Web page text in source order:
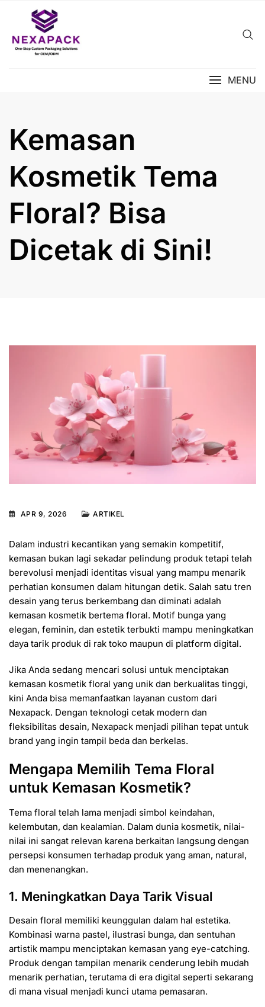
content
MENU
Kemasan
Kosmetik Tema
Floral? Bisa
Dicetak di Sini!
APR 9, 2026 ARTIKEL
Dalam industri kecantikan yang semakin kompetitif,
kemasan bukan lagi sekadar pelindung produk tetapi telah
berevolusi menjadi identitas visual yang mampu menarik
perhatian konsumen dalam hitungan detik. Salah satu tren
desain yang terus berkembang dan diminati adalah
kemasan kosmetik bertema floral. Motif bunga yang
elegan, feminin, dan estetik terbukti mampu meningkatkan
daya tarik produk di rak toko maupun di platform digital.
Jika Anda sedang mencari solusi untuk menciptakan
kemasan kosmetik floral yang unik dan berkualitas tinggi,
kini Anda bisa memanfaatkan layanan custom dari
Nexapack. Dengan teknologi cetak modern dan
fleksibilitas desain, Nexapack menjadi pilihan tepat untuk
brand yang ingin tampil beda dan berkelas.
Mengapa Memilih Tema Floral
untuk Kemasan Kosmetik?
Tema floral telah lama menjadi simbol keindahan,
kelembutan, dan kealamian. Dalam dunia kosmetik, nilai-
nilai ini sangat relevan karena berkaitan langsung dengan
persepsi konsumen terhadap produk yang aman, natural,
dan menenangkan.
1. Meningkatkan Daya Tarik Visual
Desain floral memiliki keunggulan dalam hal estetika.
Kombinasi warna pastel, ilustrasi bunga, dan sentuhan
artistik mampu menciptakan kemasan yang eye-catching.
Produk dengan tampilan menarik cenderung lebih mudah
menarik perhatian, terutama di era digital seperti sekarang
di mana visual menjadi kunci utama pemasaran.